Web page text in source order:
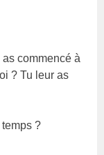
as commencé à
? Tu leur as
?